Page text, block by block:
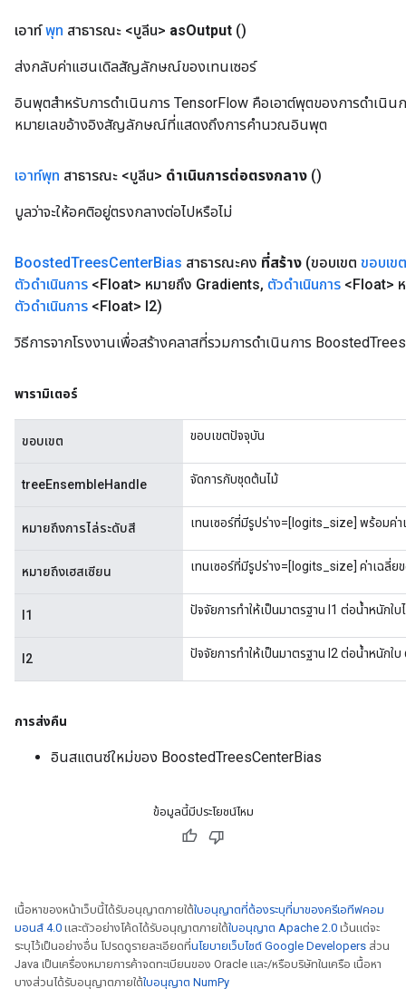
เอาท์พุท สาธารณะ <บูลีน> asOutput ()
ส่งกลับค่าแฮนเดิลสัญลักษณ์ของเทนเซอร์
อินพุตสำหรับการดำเนินการ TensorFlow คือเอาต์พุตของการดำเนิน
หมายเลขอ้างอิงสัญลักษณ์ที่แสดงถึงการคำนวณอินพุต
เอาท์พุท สาธารณะ <บูลีน> ดำเนินการต่อตรงกลาง ()
บูลว่าจะให้อคติอยู่ตรงกลางต่อไปหรือไม่
BoostedTreesCenterBias สาธารณะคง ที่สร้าง (ขอบเขต ขอบเขต
ตัวดำเนินการ <Float> หมายถึง Gradients, ตัวดำเนินการ <Float>
ตัวดำเนินการ <Float> l2)
วิธีการจากโรงงานเพื่อสร้างคลาสที่รวมการดำเนินการ
พารามิเตอร์
ขอบเขต ขอบเขตปัจจุบัน
treeEnsembleHandle จัดการกับชุดต้นไม้
หมายถึงการไล่ระดับสี เทนเซอร์ที่มีรูปร่าง=[logits_size] พร้อมค่า
หมายถึงเฮสเซียน เทนเซอร์ที่มีรูปร่าง=[logits_size] ค่าเฉลี่ย
l1 ปัจจัยการทำให้เป็นมาตรฐาน l1 ต่อน้ำหนักใ
l2 ปัจจัยการทำให้เป็นมาตรฐาน l2 ต่อน้ำหนักใ
การส่งคืน
อินสแตนซ์ใหม่ของ BoostedTreesCenterBias
ข้อมูลนี้มีประโยชน์ไหม
เนื้อหาของหน้าเว็บนี้ได้รับอนุญาตภายใต้ใบอนุญาตที่ต้องระบุที่มาของครีเอทีฟคอม
มอนส์ 4.0 และตัวอย่างโค้ดได้รับอนุญาตภายใต้ใบอนุญาต Apache 2.0 เว้นแต่จะ
ระบุไว้เป็นอย่างอื่น โปรดดูรายละเอียดที่นโยบายเว็บไซต์ Google Developers ส่วน
Java เป็นเครื่องหมายการค้าจดทะเบียนของ Oracle และ/หรือบริษัทในเครือ เนื้อหา
บางส่วนได้รับอนุญาตภายใต้ใบอนุญาต NumPy